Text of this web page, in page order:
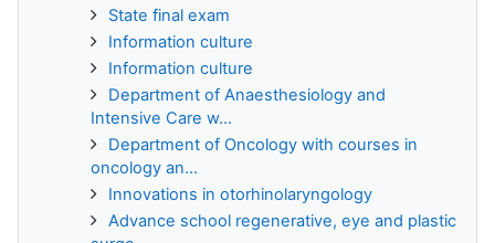
State final exam
Information culture
Information culture
Department of Anaesthesiology and
Intensive Care w...
Department of Oncology with courses in
oncology an...
Innovations in otorhinolaryngology
Advance school regenerative, eye and plastic